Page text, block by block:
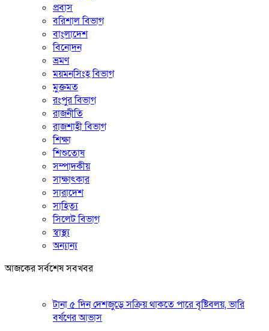
প্রবাস
বরিশাল বিভাগ
বাংলাদেশ
বিনোদন
ভ্রমণ
ময়মনসিংহ বিভাগ
মুক্তমত
রংপুর বিভাগ
রাজনীতি
রাজশাহী বিভাগ
শিক্ষা
শিশুতোষ
সম্পাদকীয়
সাক্ষাৎকার
সারাদেশ
সাহিত্য
সিলেট বিভাগ
স্বাস্থ্য
অন্যান্য
আজকের সর্বশেষ সবখবর
টানা ৫ দিন দেশজুড়ে সক্রিয় থাকতে পারে বৃষ্টিবলয়, ভারি
বর্ষণের আভাস